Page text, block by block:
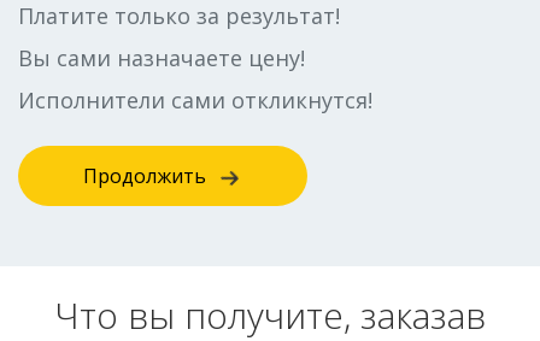
Платите только за результат!
Вы сами назначаете цену!
Исполнители сами откликнутся!
Продолжить
Что вы получите, заказав